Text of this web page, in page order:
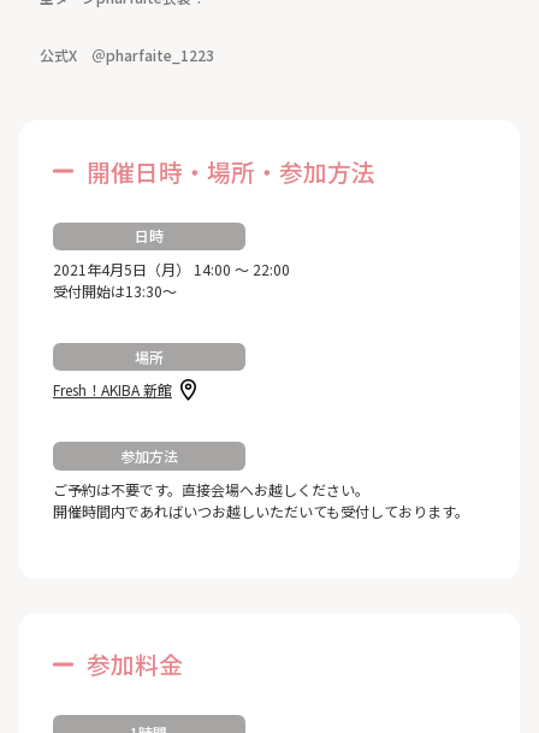
公式X ＠pharfaite_1223
開催日時・場所・参加方法
日時
2021年4月5日（月） 14:00 ～ 22:00
受付開始は13:30～
場所
Fresh！AKIBA 新館
参加方法
ご予約は不要です。直接会場へお越しください。
開催時間内であればいつお越しいただいても受付しております。
参加料金